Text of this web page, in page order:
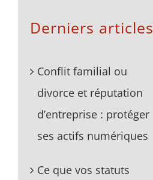
Derniers articles
Conflit familial ou
divorce et réputation
d’entreprise : protéger
ses actifs numériques
Ce que vos statuts